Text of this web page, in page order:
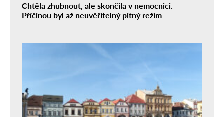
Chtěla zhubnout, ale skončila v nemocnici.
Příčinou byl až neuvěřitelný pitný režim